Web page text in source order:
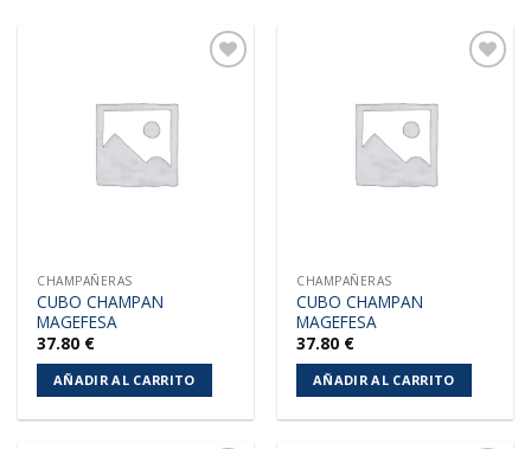
CHAMPAÑERAS
CUBO CHAMPAN
MAGEFESA
37.80 €
AÑADIR AL CARRITO
CHAMPAÑERAS
CUBO CHAMPAN
MAGEFESA
37.80 €
AÑADIR AL CARRITO